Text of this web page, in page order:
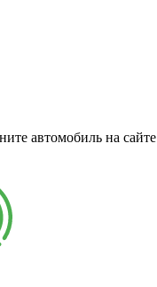
автомобиль на сайте